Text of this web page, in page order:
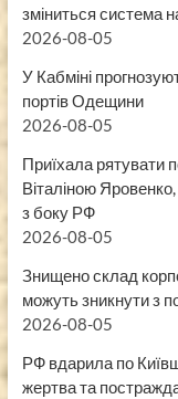
зміниться система
2026-08-05
У Кабміні
портів Одещини
2026-08-05
Приїхала рятувати
Віталіною
з боку РФ
2026-08-05
Знищено склад
можуть зникнути з
2026-08-05
РФ вдарила по
жертва та